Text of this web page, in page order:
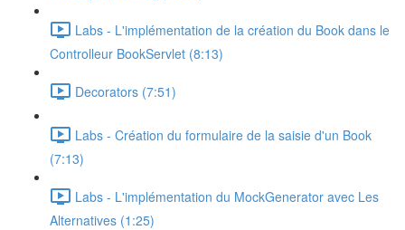
Labs - L'implémentation de la création du Book dans le
Controlleur BookServlet (8:13)
Decorators (7:51)
Labs - Création du formulaire de la saisie d'un Book
(7:13)
Labs - L'implémentation du MockGenerator avec Les
Alternatives (1:25)